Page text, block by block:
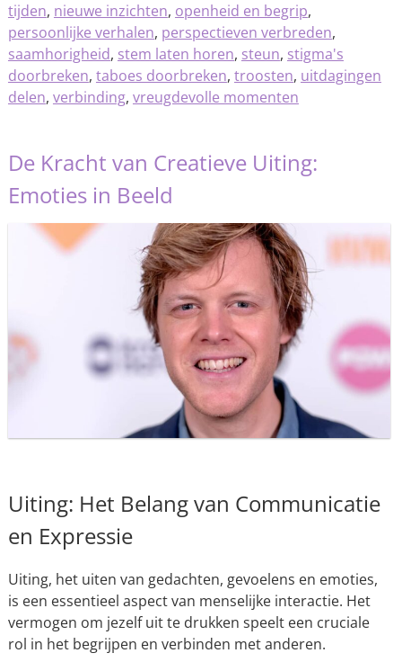
tijden, nieuwe inzichten, openheid en begrip,
persoonlijke verhalen, perspectieven verbreden,
saamhorigheid, stem laten horen, steun, stigma's
doorbreken, taboes doorbreken, troosten, uitdagingen
delen, verbinding, vreugdevolle momenten
De Kracht van Creatieve Uiting:
Emoties in Beeld
Uiting: Het Belang van Communicatie
en Expressie
Uiting, het uiten van gedachten, gevoelens en emoties,
is een essentieel aspect van menselijke interactie. Het
vermogen om jezelf uit te drukken speelt een cruciale
rol in het begrijpen en verbinden met anderen.